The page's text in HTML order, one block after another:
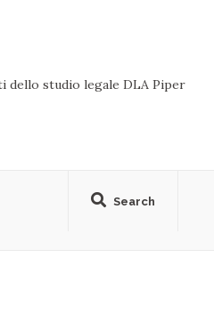
dello studio legale DLA Piper
Search